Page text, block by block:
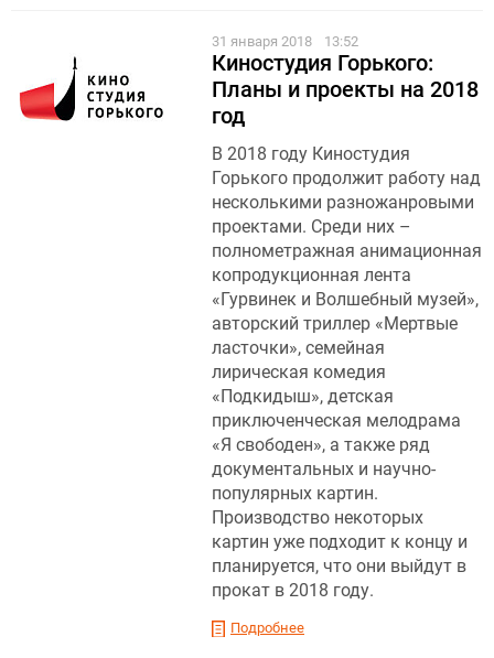
31 января 2018 13:52
Киностудия Горького:
Планы и проекты на 2018
год
В 2018 году Киностудия
Горького продолжит работу над
несколькими разножанровыми
проектами. Среди них –
полнометражная анимационная
копродукционная лента
«Гурвинек и Волшебный музей»,
авторский триллер «Мертвые
ласточки», семейная
лирическая комедия
«Подкидыш», детская
приключенческая мелодрама
«Я свободен», а также ряд
документальных и научно-
популярных картин.
Производство некоторых
картин уже подходит к концу и
планируется, что они выйдут в
прокат в 2018 году.
Подробнее